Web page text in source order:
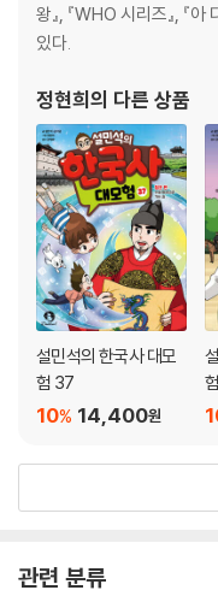
왕』, 『WHO 시리즈』, 『
있다.
정현희의 다른 상품
설민석의 한국사 대모
험 37
14,400원
10%
관련 분류